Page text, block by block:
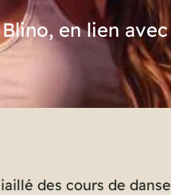
en lien avec
des cours de